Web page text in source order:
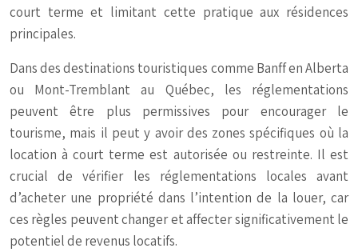
court terme et limitant cette pratique aux résidences
principales.
Dans des destinations touristiques comme Banff en Alberta
ou Mont-Tremblant au Québec, les réglementations
peuvent être plus permissives pour encourager le
tourisme, mais il peut y avoir des zones spécifiques où la
location à court terme est autorisée ou restreinte. Il est
crucial de vérifier les réglementations locales avant
d’acheter une propriété dans l’intention de la louer, car
ces règles peuvent changer et affecter significativement le
potentiel de revenus locatifs.